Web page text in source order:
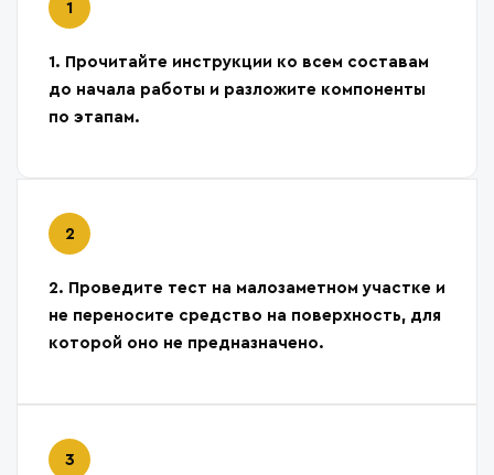
1. Прочитайте инструкции ко всем составам
до начала работы и разложите компоненты
по этапам.
2. Проведите тест на малозаметном участке и
не переносите средство на поверхность, для
которой оно не предназначено.